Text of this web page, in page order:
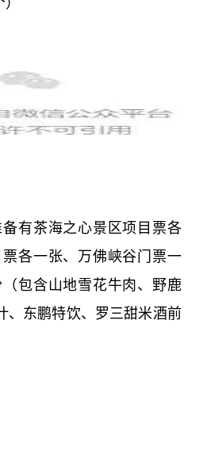
有茶海之心景区项目票各
各一张、万佛峡谷门票一
包含山地雪花牛肉、野鹿
、东鹏特饮、罗三甜米酒前